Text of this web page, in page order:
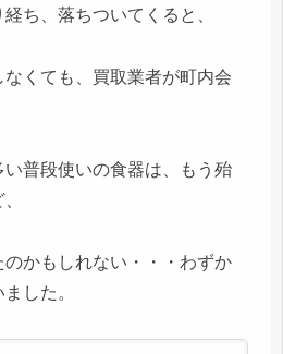
ち、落ちついてくると、
くても、買取業者が町内会
普段使いの食器は、もう殆
かもしれない・・・わずか
した。